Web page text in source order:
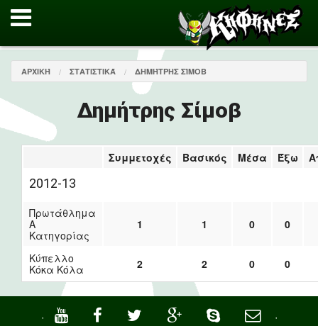
ΑΡΧΙΚΉ ΣΤΑΤΙΣΤΙΚΆ ΔΗΜΉΤΡΗΣ ΣΊΜΟΒ
Δημήτρης Σίμοβ
Συμμετοχές Βασικός Μέσα Έξω
2012-13
Πρωτάθλημα
Α
Κατηγορίας
1 1 0 0
Κύπελλο
Κόκα Κόλα
2 2 0 0
· ·